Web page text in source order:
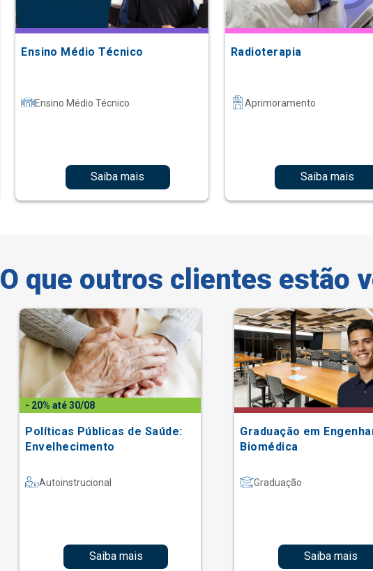
Ensino Médio Técnico
Ensino Médio Técnico
Saiba mais
Radioterapia
Aprimoramento
Saiba mais
O que outros clientes estão
- 20% até 30/08
Políticas Públicas de Saúde:
Envelhecimento
Autoinstrucional
Saiba mais
Graduação em
Biomédica
Graduação
Saiba mais